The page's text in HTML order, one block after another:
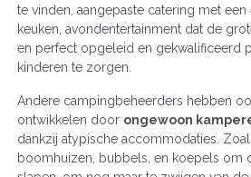
te vinden, aangepaste catering met
keuken, avondentertainment dat de
en perfect opgeleid en gekwalificeerd
kinderen te zorgen.
Andere campingbeheerders hebben
ontwikkelen door ongewoon
dankzij atypische accommodaties.
boomhuizen, bubbels, en koepels om